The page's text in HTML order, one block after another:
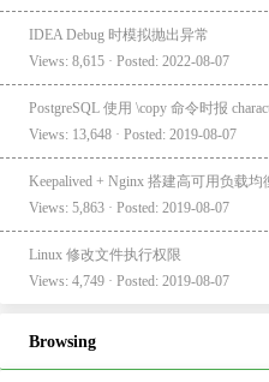
IDEA Debug 时模拟抛出异常
Views: 8,615 · Posted: 2022-08-07
Views: 13,648 · Posted: 2019-08-07
Keepalived + Nginx 搭建高可用负载均
Views: 5,863 · Posted: 2019-08-07
Linux 修改文件执行权限
Views: 4,749 · Posted: 2019-08-07
Browsing